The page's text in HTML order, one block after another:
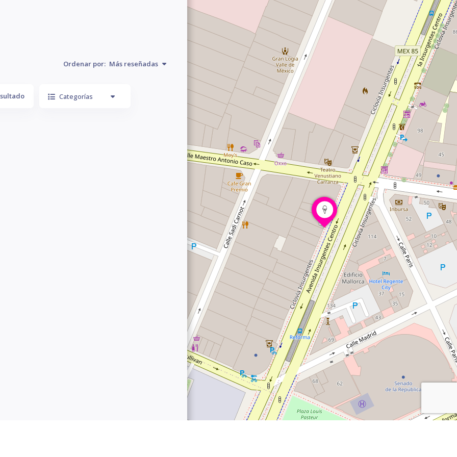
Ordenar por: Más reseñadas
Categorías